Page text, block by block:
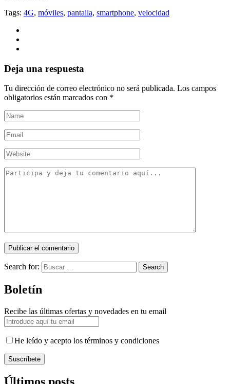
Tags: 4G, móviles, pantalla, smartphone, velocidad
Deja una respuesta
Tu dirección de correo electrónico no será publicada. Los campos
obligatorios están marcados con *
Search for: Search
Boletín
Recibe las últimas ofertas y novedades en tu email
He leído y acepto los términos y condiciones
Suscríbete